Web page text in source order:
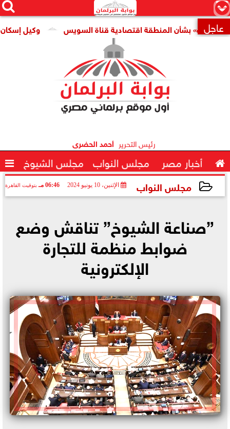
×


 عاجل وكيل إسكان بشأن المنطقة اقتصادية قناة السويس
رئيس التحرير أحمد الحضرى
 أخبار مصر مجلس النواب مجلس الشيوخ 
مجلس النواب الإثنين، 10 يونيو 2024 06:46 مـ بتوقيت القاهرة
”صناعة الشيوخ” تناقش وضع
ضوابط منظمة للتجارة
الإلكترونية